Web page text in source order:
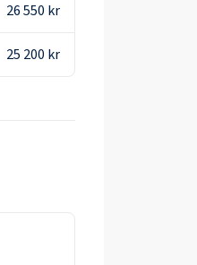
26 550 kr
25 200 kr